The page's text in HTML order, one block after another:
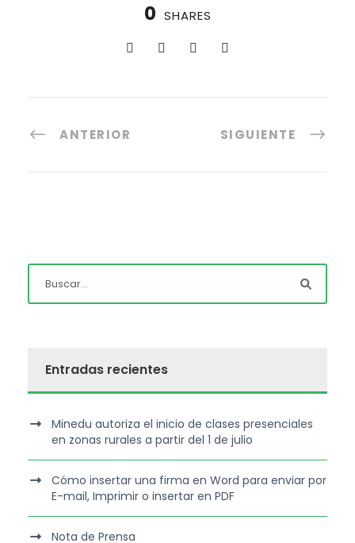
0 SHARES
ANTERIOR SIGUIENTE
Entradas recientes
Minedu autoriza el inicio de clases presenciales
en zonas rurales a partir del 1 de julio
Cómo insertar una firma en Word para enviar por
E-mail, Imprimir o insertar en PDF
Nota de Prensa